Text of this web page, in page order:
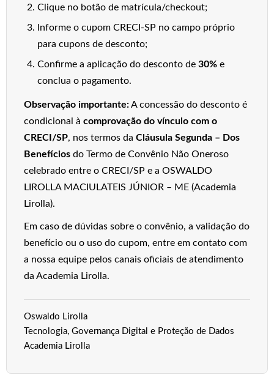
Clique no botão de matrícula/checkout;
Informe o cupom CRECI-SP no campo próprio
para cupons de desconto;
Confirme a aplicação do desconto de 30% e
conclua o pagamento.
Observação importante:A concessão do desconto é
condicional à comprovação do vínculo com o
CRECI/SP, nos termos da Cláusula Segunda – Dos
Benefícios do Termo de Convênio Não Oneroso
celebrado entre o CRECI/SP e a OSWALDO
LIROLLA MACIULATEIS JÚNIOR – ME (Academia
Lirolla).
Em caso de dúvidas sobre o convênio, a validação do
benefício ou o uso do cupom, entre em contato com
a nossa equipe pelos canais oficiais de atendimento
da Academia Lirolla.
Oswaldo Lirolla
Tecnologia, Governança Digital e Proteção de Dados
Academia Lirolla